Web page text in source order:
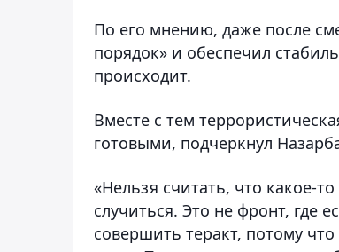
По его мнению, даже после
порядок» и обеспечил
происходит.
Вместе с тем
готовыми, подчеркнул
«Нельзя считать, что какое-
случиться. Это не фронт, где
совершить теракт, потому